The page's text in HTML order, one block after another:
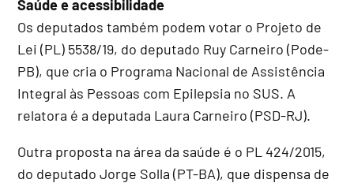
Saúde e acessibilidade
Os deputados também podem votar o Projeto de
Lei (PL) 5538/19, do deputado Ruy Carneiro (Pode-
PB), que cria o Programa Nacional de Assistência
Integral às Pessoas com Epilepsia no SUS. A
relatora é a deputada Laura Carneiro (PSD-RJ).
Outra proposta na área da saúde é o PL 424/2015,
do deputado Jorge Solla (PT-BA), que dispensa de